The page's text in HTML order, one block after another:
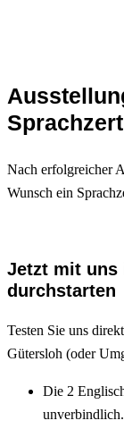
Nach erfolgreicher
Wunsch ein
Jetzt mit uns
durchstarten
Testen Sie uns
Gütersloh (oder
Die 2
unverbindlich.